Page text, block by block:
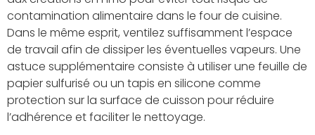
contamination alimentaire dans le four de cuisine.
Dans le même esprit, ventilez suffisamment l’espace
de travail afin de dissiper les éventuelles vapeurs. Une
astuce supplémentaire consiste à utiliser une feuille de
papier sulfurisé ou un tapis en silicone comme
protection sur la surface de cuisson pour réduire
l’adhérence et faciliter le nettoyage.